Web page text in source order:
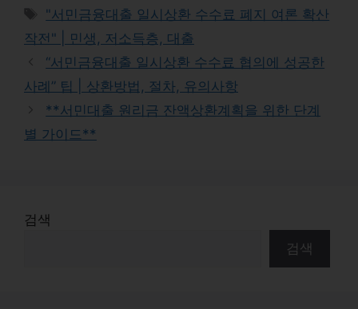
Tags
"서민금융대출 일시상환 수수료 폐지 여론 확산
작전" | 민생, 저소득층, 대출
“서민금융대출 일시상환 수수료 협의에 성공한
사례” 팁 | 상환방법, 절차, 유의사항
**서민대출 원리금 잔액상환계획을 위한 단계
별 가이드**
검색
검색